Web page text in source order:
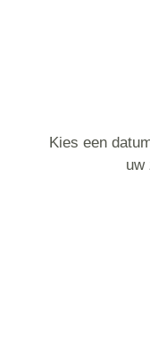
Kies een
uw